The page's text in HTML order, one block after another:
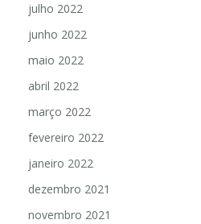
julho 2022
junho 2022
maio 2022
abril 2022
março 2022
fevereiro 2022
janeiro 2022
dezembro 2021
novembro 2021